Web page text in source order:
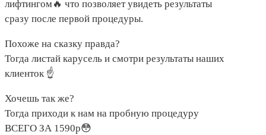
лифтингом🔥 что позволяет увидеть результаты
сразу после первой процедуры.
Похоже на сказку правда?
Тогда листай карусель и смотри результаты наших
клиенток ☝️
Хочешь так же?
Тогда приходи к нам на пробную процедуру
ВСЕГО ЗА 1590р😳